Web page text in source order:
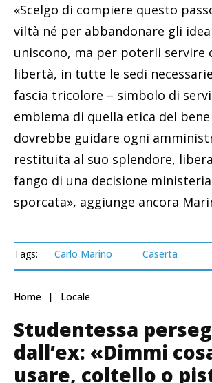
«Scelgo di compiere questo
viltà né per abbandonare gli
uniscono, ma per poterli servire
libertà, in tutte le sedi
fascia tricolore – simbolo di
emblema di quella etica del
dovrebbe guidare ogni
restituita al suo splendore,
fango di una decisione
sporcata», aggiunge ancora
Tags: Carlo Marino Caserta
Home Locale
Studentessa
dall’ex: «Dimmi
usare, coltello o